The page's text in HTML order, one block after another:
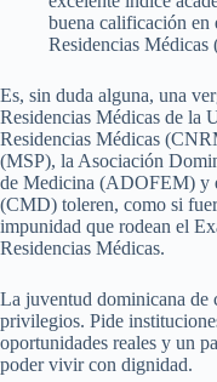
buena calificación
Residencias
Es, sin duda alguna, una
Residencias Médicas de la
Residencias Médicas
(MSP), la Asociación
de Medicina (ADOFEM) y
(CMD) toleren, como si
impunidad que rodean el
Residencias Médicas.
La juventud dominicana de
privilegios. Pide
oportunidades reales y un
poder vivir con dignidad.